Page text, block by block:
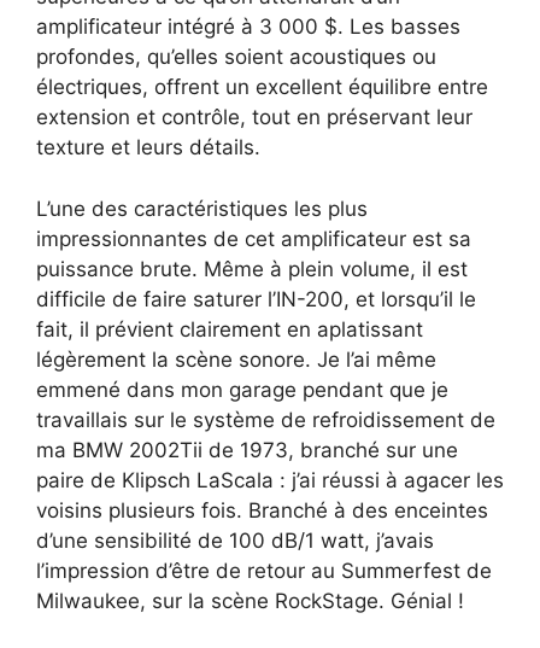
amplificateur intégré à 3 000 $. Les basses
profondes, qu’elles soient acoustiques ou
électriques, offrent un excellent équilibre entre
extension et contrôle, tout en préservant leur
texture et leurs détails.
L’une des caractéristiques les plus
impressionnantes de cet amplificateur est sa
puissance brute. Même à plein volume, il est
difficile de faire saturer l’IN-200, et lorsqu’il le
fait, il prévient clairement en aplatissant
légèrement la scène sonore. Je l’ai même
emmené dans mon garage pendant que je
travaillais sur le système de refroidissement de
ma BMW 2002Tii de 1973, branché sur une
paire de Klipsch LaScala : j’ai réussi à agacer les
voisins plusieurs fois. Branché à des enceintes
d’une sensibilité de 100 dB/1 watt, j’avais
l’impression d’être de retour au Summerfest de
Milwaukee, sur la scène RockStage. Génial !